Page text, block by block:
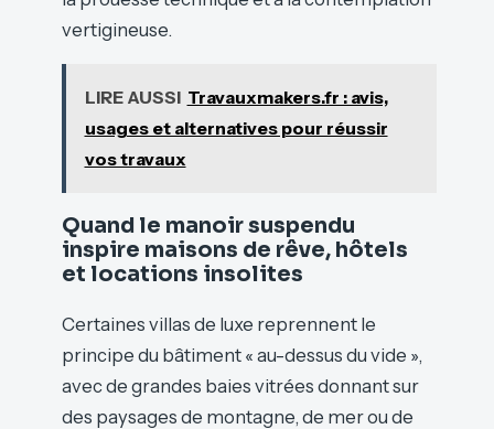
vertigineuse.
LIRE AUSSI Travauxmakers.fr : avis,
usages et alternatives pour réussir
vos travaux
Quand le manoir suspendu
inspire maisons de rêve, hôtels
et locations insolites
Certaines villas de luxe reprennent le
principe du bâtiment « au-dessus du vide »,
avec de grandes baies vitrées donnant sur
des paysages de montagne, de mer ou de